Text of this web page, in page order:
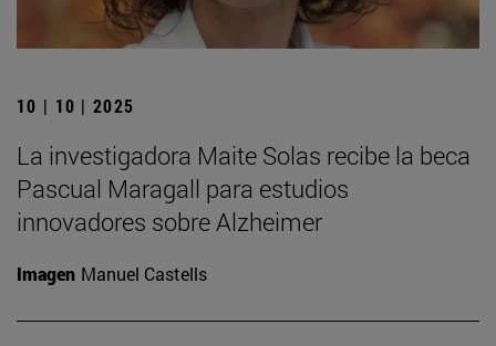
10 | 10 | 2025
La investigadora Maite Solas recibe la beca
Pascual Maragall para estudios
innovadores sobre Alzheimer
Imagen Manuel Castells